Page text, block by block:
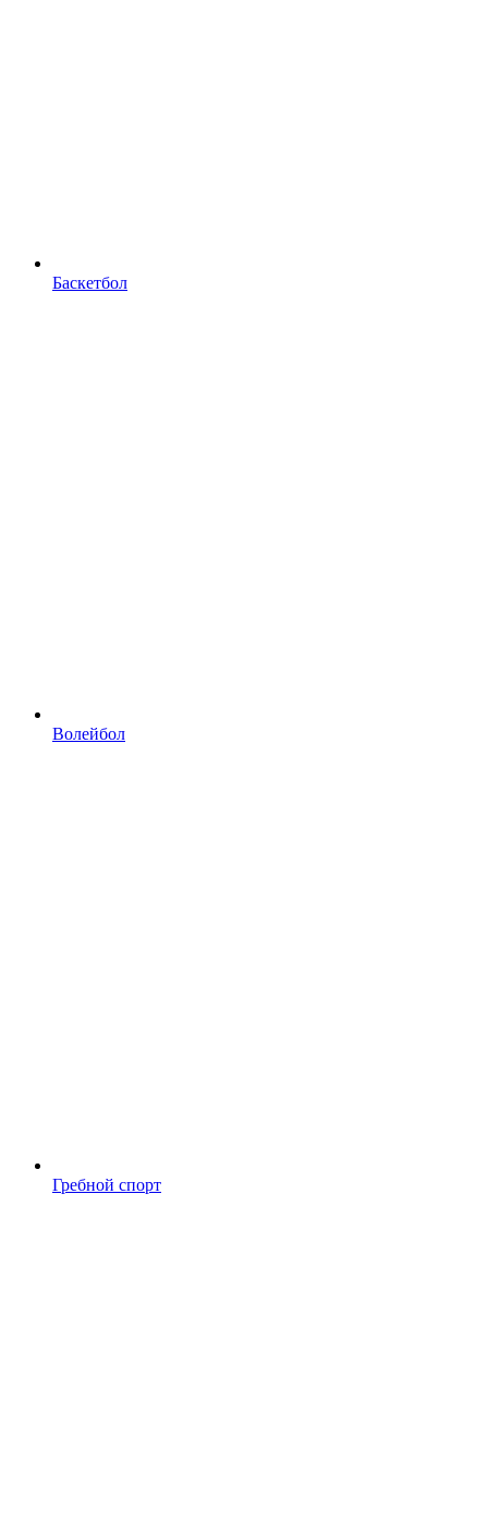
Баскетбол
Волейбол
Гребной спорт